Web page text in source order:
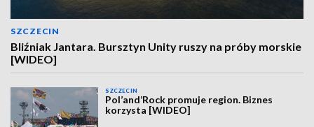
SZCZECIN
Bliźniak Jantara. Bursztyn Unity ruszy na próby morskie
[WIDEO]
SZCZECIN
Pol’and’Rock promuje region. Biznes
korzysta [WIDEO]